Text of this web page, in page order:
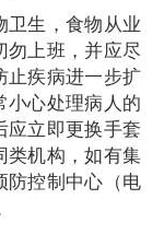
卫生，食物从业
勿上班，并应尽
止疾病进一步扩
小心处理病人的
应立即更换手套
类机构，如有集
防控制中心（电